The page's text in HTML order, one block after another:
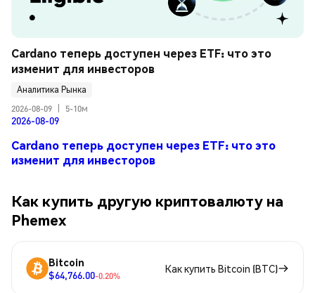
Cardano теперь доступен через ETF: что это
изменит для инвесторов
Аналитика Рынка
2026-08-09
5-10м
2026-08-09
Cardano теперь доступен через ETF: что это
изменит для инвесторов
Как купить другую криптовалюту на
Phemex
Bitcoin
$64,766.00-0.20%
Как купить Bitcoin (BTC)